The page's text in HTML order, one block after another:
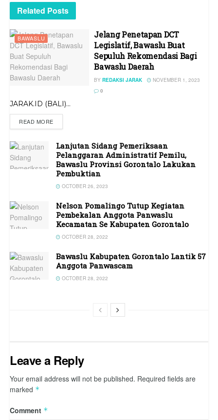
Related Posts
BAWASLU
Jelang Penetapan DCT
Legislatif, Bawaslu Buat
Sepuluh Rekomendasi Bagi
Bawaslu Daerah
BY REDAKSI JARAK
NOVEMBER 1, 2023
0
JARAK.ID (BALI)...
READ MORE
Lanjutan Sidang Pemeriksaan
Pelanggaran Administratif Pemilu,
Bawaslu Provinsi Gorontalo Lakukan
Pembuktian
OCTOBER 26, 2023
Nelson Pomalingo Tutup Kegiatan
Pembekalan Anggota Panwaslu
Kecamatan Se Kabupaten Gorontalo
OCTOBER 28, 2022
Bawaslu Kabupaten Gorontalo Lantik 57
Anggota Panwascam
OCTOBER 28, 2022
Leave a Reply
Your email address will not be published. Required fields are
marked *
Comment *